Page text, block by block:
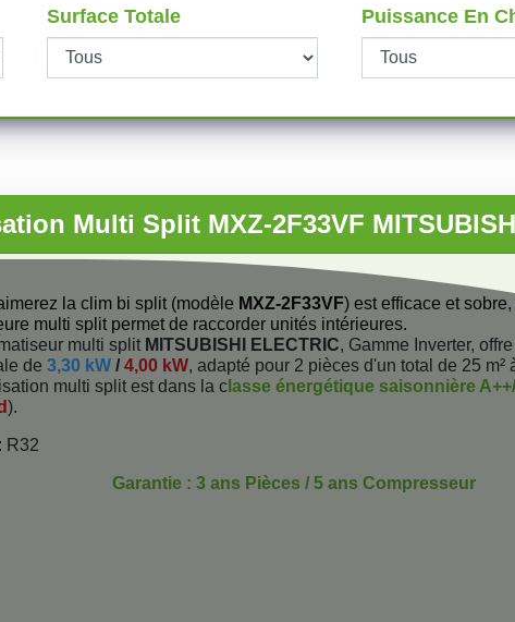
Surface Totale Puissance En
Multi Split MXZ-2F33VF
la clim bi split (modèle MXZ-2F33VF) est efficace et
multi split permet de raccorder unités intérieures.
multi split MITSUBISHI ELECTRIC, Gamme Inverter,
de 3,30 kW / 4,00 kW, adapté pour 2 pièces d'un total de 25 m²
multi split est dans la c lasse énergétique saisonnière
).
: R32
Garantie : 3 ans Pièces / 5 ans Compresseur